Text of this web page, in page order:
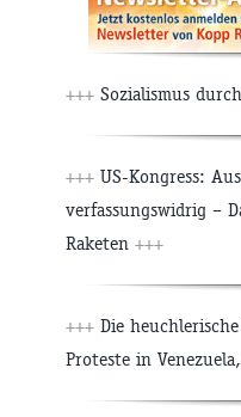
+++ Sozialismus
+++ US-Kongress:
verfassungswidrig –
Raketen +++
+++ Die
Proteste in